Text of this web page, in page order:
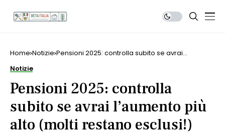
Home Notizie Pensioni 2025: controlla subito se avrai
Notizie
Pensioni 2025: controlla
subito se avrai l’aumento più
alto (molti restano esclusi!)